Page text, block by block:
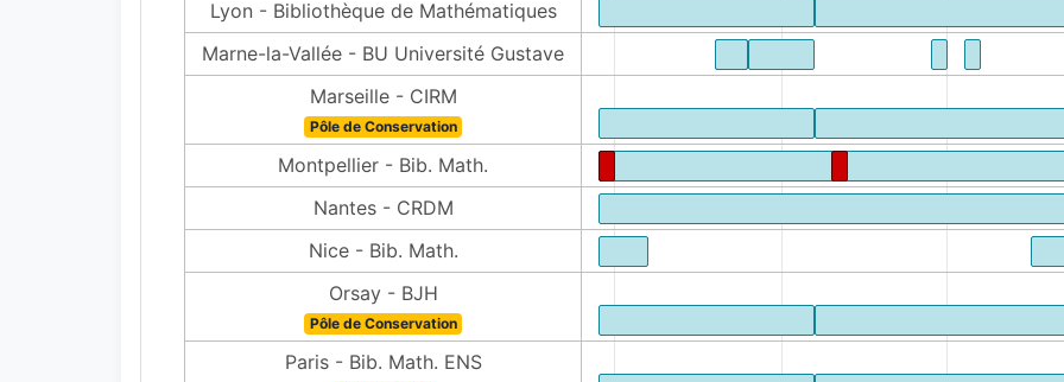
Lyon - Bibliothèque de Mathématiques
Marne-la-Vallée - BU Université Gustave
Marseille - CIRM
Pôle de Conservation
Montpellier - Bib. Math.
Nantes - CRDM
Nice - Bib. Math.
Orsay - BJH
Pôle de Conservation
Paris - Bib. Math. ENS